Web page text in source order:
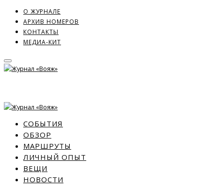
О ЖУРНАЛЕ
АРХИВ НОМЕРОВ
КОНТАКТЫ
МЕДИА-КИТ
СОБЫТИЯ
ОБЗОР
МАРШРУТЫ
ЛИЧНЫЙ ОПЫТ
ВЕЩИ
НОВОСТИ